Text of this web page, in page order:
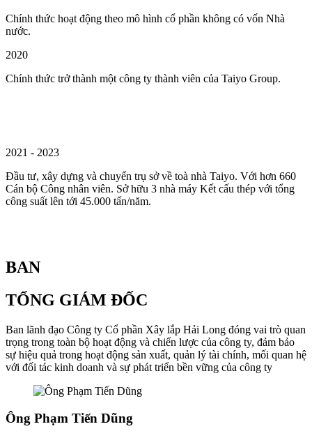
Chính thức hoạt động theo mô hình cổ phần không có vốn Nhà
nước.
2020
Chính thức trở thành một công ty thành viên của Taiyo Group.
2021 - 2023
Đầu tư, xây dựng và chuyển trụ sở về toà nhà Taiyo. Với hơn 660
Cán bộ Công nhân viên. Sở hữu 3 nhà máy Kết cấu thép với tổng
công suất lên tới 45.000 tấn/năm.
BAN
TỔNG GIÁM ĐỐC
Ban lãnh đạo Công ty Cổ phần Xây lắp Hải Long đóng vai trò quan
trọng trong toàn bộ hoạt động và chiến lược của công ty, đảm bảo
sự hiệu quả trong hoạt động sản xuất, quản lý tài chính, mối quan hệ
với đối tác kinh doanh và sự phát triển bền vững của công ty
Ông Phạm Tiến Dũng